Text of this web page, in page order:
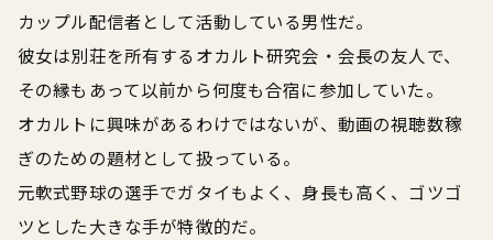
カップル配信者として活動している男性だ。
彼女は別荘を所有するオカルト研究会・会長の友人で、
その縁もあって以前から何度も合宿に参加していた。
オカルトに興味があるわけではないが、動画の視聴数稼
ぎのための題材として扱っている。
元軟式野球の選手でガタイもよく、身長も高く、ゴツゴ
ツとした大きな手が特徴的だ。